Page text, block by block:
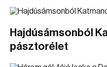
Hajdúsámsonból
pásztorélet